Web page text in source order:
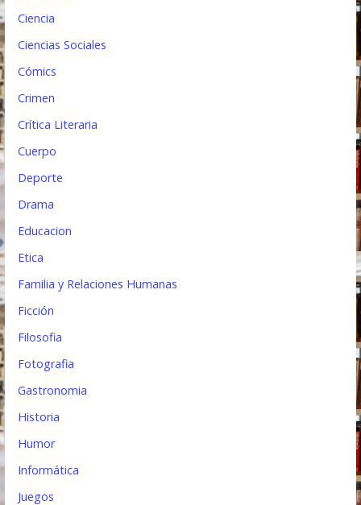
Ciencia
Ciencias Sociales
Cómics
Crimen
Crítica Literaria
Cuerpo
Deporte
Drama
Educacion
Etica
Familia y Relaciones Humanas
Ficción
Filosofia
Fotografia
Gastronomia
Historia
Humor
Informática
Juegos